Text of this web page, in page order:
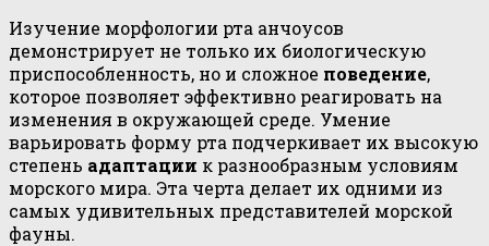
Изучение морфологии рта анчоусов
демонстрирует не только их биологическую
приспособленность, но и сложное поведение,
которое позволяет эффективно реагировать на
изменения в окружающей среде. Умение
варьировать форму рта подчеркивает их высокую
степень адаптации к разнообразным условиям
морского мира. Эта черта делает их одними из
самых удивительных представителей морской
фауны.